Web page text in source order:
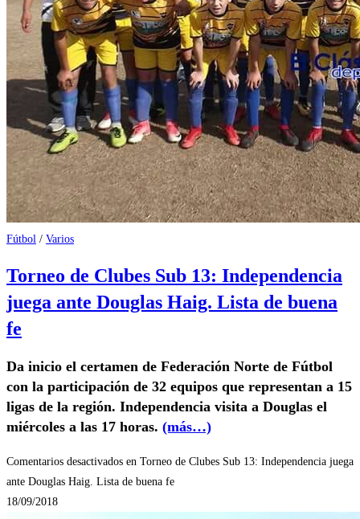
Fútbol / Varios
Torneo de Clubes Sub 13: Independencia
juega ante Douglas Haig. Lista de buena
fe
Da inicio el certamen de Federación Norte de Fútbol
con la participación de 32 equipos que representan a 15
ligas de la región. Independencia visita a Douglas el
miércoles a las 17 horas. (más…)
Comentarios desactivados en Torneo de Clubes Sub 13: Independencia juega
ante Douglas Haig. Lista de buena fe
18/09/2018